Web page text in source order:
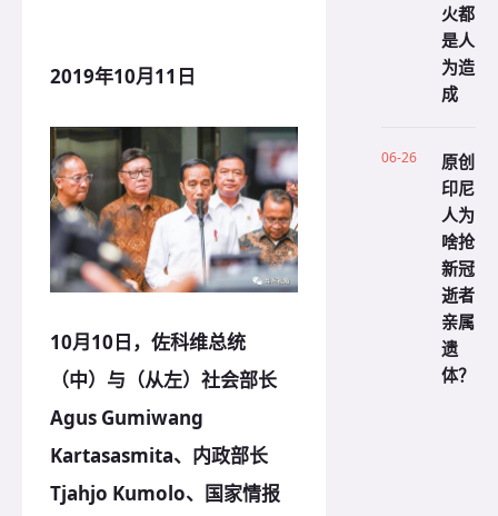
2019年10月11日
10月10日，佐科维总统
（中）与（从左）社会部长
Agus Gumiwang
Kartasasmita、内政部长
Tjahjo Kumolo、国家情报
火都
是人
为造
成
06-26
原创
印尼
人为
啥抢
新冠
逝者
亲属
遗
体？